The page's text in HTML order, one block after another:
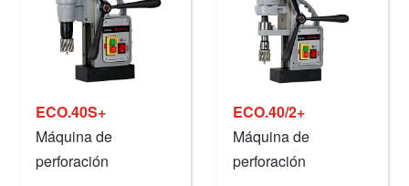
ECO.40S+
Máquina de
perforación
ECO.40/2+
Máquina de
perforación